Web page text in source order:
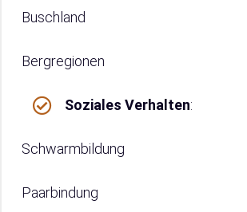
Buschland
Bergregionen
Soziales Verhalten:
Schwarmbildung
Paarbindung